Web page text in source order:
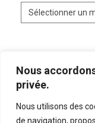
Nous
privée.
Nous utilisons des
de navigation,
Mentions légales